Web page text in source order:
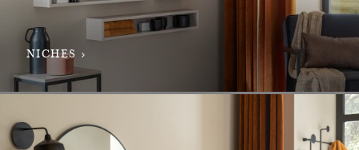
NICHES